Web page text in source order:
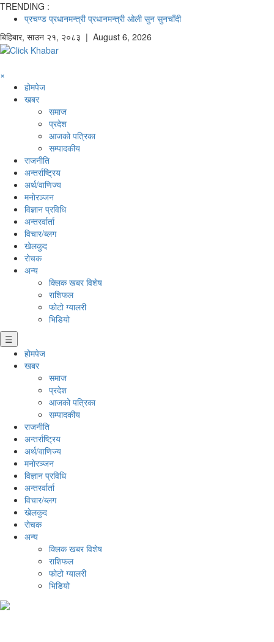
TRENDING :
प्रचण्ड प्रधानमन्त्री प्रधानमन्त्री ओली सुन सुनचाँदी
बिहिबार, साउन २१, २०८३ | August 6, 2026
×
होमपेज
खबर
समाज
प्रदेश
आजको पत्रिका
सम्पादकीय
राजनीति
अन्तर्राष्ट्रिय
अर्थ/वाणिज्य
मनाेरञ्जन
विज्ञान प्रविधि
अन्तरर्वार्ता
विचार/ब्लग
खेलकुद
रोचक
अन्य
क्लिक खबर विशेष
राशिफल
फोटो ग्यालरी
भिडियो
☰
होमपेज
खबर
समाज
प्रदेश
आजको पत्रिका
सम्पादकीय
राजनीति
अन्तर्राष्ट्रिय
अर्थ/वाणिज्य
मनाेरञ्जन
विज्ञान प्रविधि
अन्तरर्वार्ता
विचार/ब्लग
खेलकुद
रोचक
अन्य
क्लिक खबर विशेष
राशिफल
फोटो ग्यालरी
भिडियो